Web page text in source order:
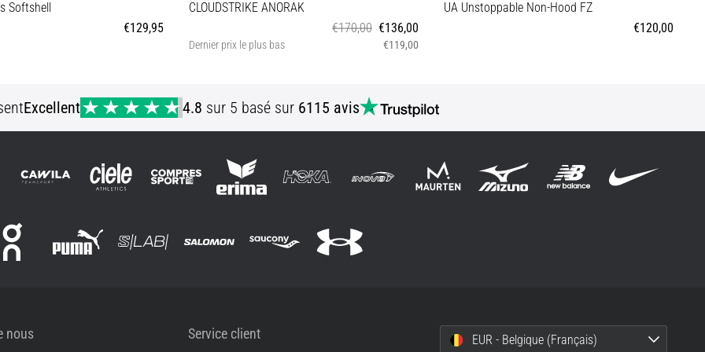
Softshell
€129,95
CLOUDSTRIKE ANORAK
€170,00 €136,00
Dernier prix le plus bas €119,00
UA Unstoppable Non-Hood FZ
€120,00
Excellent 4.8 sur 5 basé sur 6115 avis
nous Service client EUR - Belgique (Français)